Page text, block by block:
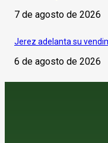
7 de agosto de 2026
Jerez adelanta su
6 de agosto de 2026